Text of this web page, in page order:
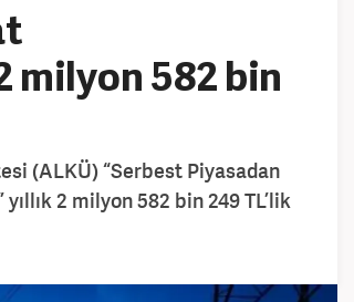
milyon 582 bin
(ALKÜ) “Serbest Piyasadan
2 milyon 582 bin 249 TL’lik